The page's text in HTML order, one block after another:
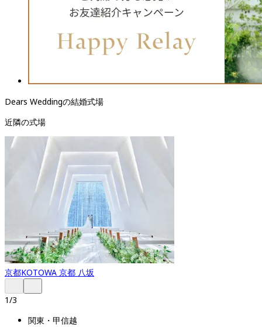
Dears Weddingの結婚式場
近隣の式場
京都KOTOWA 京都 八坂
1/3
関東・甲信越